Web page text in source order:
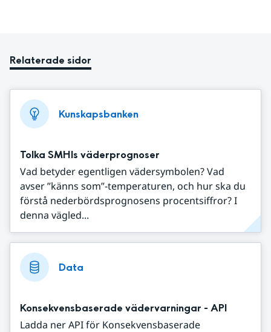
Relaterade sidor
Kunskapsbanken
Tolka SMHIs väderprognoser
Vad betyder egentligen vädersymbolen? Vad
avser ”känns som”-temperaturen, och hur ska du
förstå nederbördsprognosens procentsiffror? I
denna vägled...
Data
Konsekvensbaserade vädervarningar - API
Ladda ner API för Konsekvensbaserade